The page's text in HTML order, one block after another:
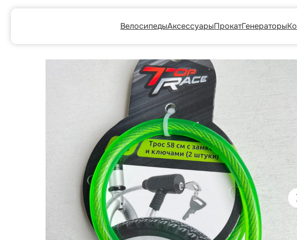
ВелосипедыАксессуарыПрокатГенераторыКонтакты